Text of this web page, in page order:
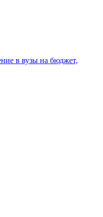
в вузы на бюджет,